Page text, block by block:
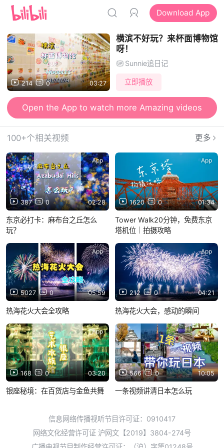
Download App
214 0 03:27
横滨不好玩？来杯面博物馆
呀！
Sunnie追日记
立即播放
Open the App to watch more Amazing videos
100+个相关视频 更多
387 0 02:28
App
东京必打卡：麻布台之丘怎么
玩？
1620 0 01:34
App
Tower Walk20分钟，免费东京
塔机位｜拍摄攻略
5027 0 05:59
App
热海花火大会全攻略
212 0 04:21
App
热海花火大会，感动的瞬间
168 0 03:20
App
银座秘境：在百货店与金鱼共舞
566 0 10:05
App
一条视频讲清日本怎么玩
信息网络传播视听节目许可证：0910417
网络文化经营许可证 沪网文【2019】3804-274号